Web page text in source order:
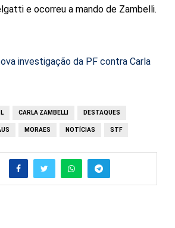
e ocorreu a mando de Zambelli.
investigação da PF contra Carla
CARLA ZAMBELLI DESTAQUES
MORAES NOTÍCIAS STF